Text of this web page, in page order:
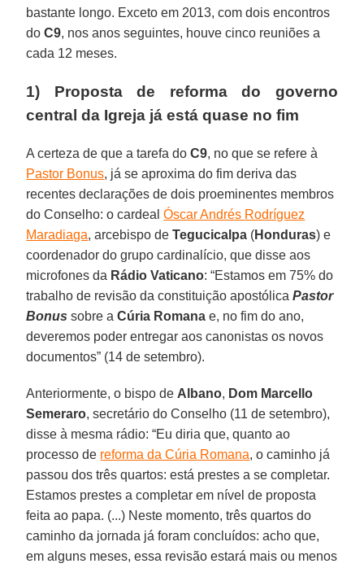
bastante longo. Exceto em 2013, com dois encontros
doC9, nos anos seguintes, houve cinco reuniões a
cada 12 meses.
1) Proposta de reforma do governo
central da Igreja já está quase no fim
A certeza de que a tarefa doC9, no que se refere à
Pastor Bonus, já se aproxima do fim deriva das
recentes declarações de dois proeminentes membros
do Conselho: o cardealÓscar Andrés Rodríguez
Maradiaga, arcebispo deTegucicalpa (Honduras) e
coordenador do grupo cardinalício, que disse aos
microfones da Rádio Vaticano: “Estamos em 75% do
trabalho de revisão da constituição apostólicaPastor
Bonus sobre aCúria Romana e, no fim do ano,
deveremos poder entregar aos canonistas os novos
documentos” (14 de setembro).
Anteriormente, o bispo de Albano, Dom Marcello
Semeraro, secretário do Conselho (11 de setembro),
disse à mesma rádio: “Eu diria que, quanto ao
processo de reforma da Cúria Romana, o caminho já
passou dos três quartos: está prestes a se completar.
Estamos prestes a completar em nível de proposta
feita ao papa. (...) Neste momento, três quartos do
caminho da jornada já foram concluídos: acho que,
em alguns meses, essa revisão estará mais ou menos